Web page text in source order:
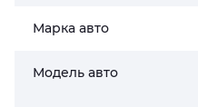
Марка авто
Модель авто